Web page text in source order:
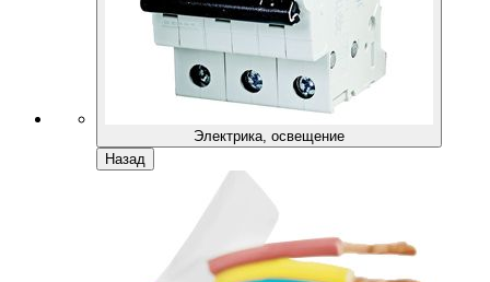
Электрика, освещение
Назад